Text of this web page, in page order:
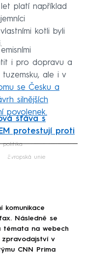
platí například
kotli byli
i pro dopravu a
ale i v
se Česku a
silnějších
povolenek.
šťáva s
protestují proti
politika
Evropská unie
komunikace
Následně se
témata na webech
zpravodajství v
CNN Prima